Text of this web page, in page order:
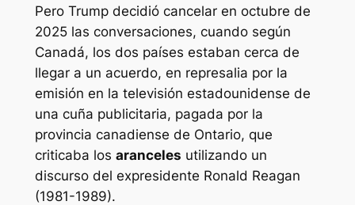
Pero Trump decidió cancelar en octubre de
2025 las conversaciones, cuando según
Canadá, los dos países estaban cerca de
llegar a un acuerdo, en represalia por la
emisión en la televisión estadounidense de
una cuña publicitaria, pagada por la
provincia canadiense de Ontario, que
criticaba los aranceles utilizando un
discurso del expresidente Ronald Reagan
(1981-1989).